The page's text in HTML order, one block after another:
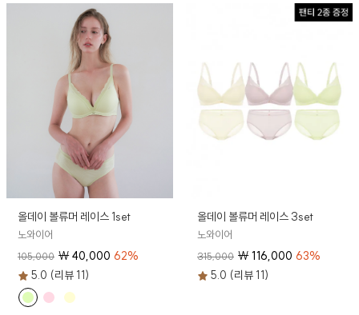
올데이 볼류머 레이스 1set
노와이어
105,000 ₩40,000 62%
5.0 (리뷰 11)
올데이 볼류머 레이스 3set
노와이어
315,000 ₩116,000 63%
5.0 (리뷰 11)